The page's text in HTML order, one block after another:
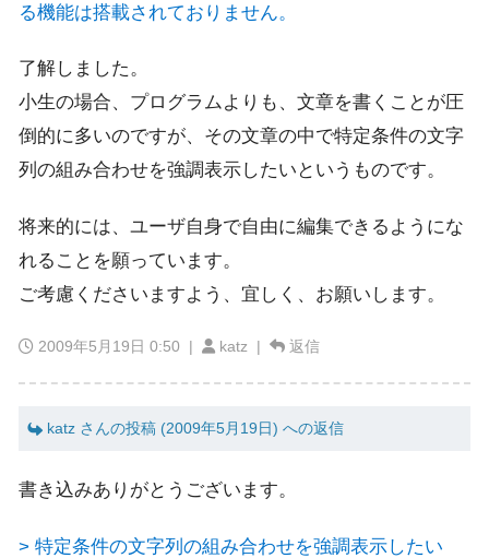
る機能は搭載されておりません。
了解しました。
小生の場合、プログラムよりも、文章を書くことが圧
倒的に多いのですが、その文章の中で特定条件の文字
列の組み合わせを強調表示したいというものです。
将来的には、ユーザ自身で自由に編集できるようにな
れることを願っています。
ご考慮くださいますよう、宜しく、お願いします。
2009年5月19日 0:50 | katz | 返信
katz さんの投稿 (2009年5月19日) への返信
書き込みありがとうございます。
> 特定条件の文字列の組み合わせを強調表示したい